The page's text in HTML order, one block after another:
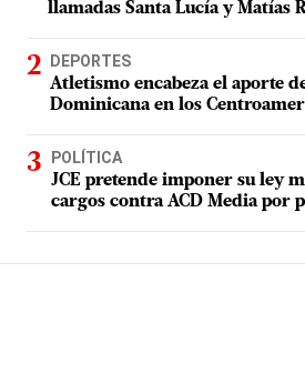
llamadas Santa Lucía y Matías
DEPORTES
Atletismo encabeza el aporte
Dominicana en los
POLÍTICA
JCE pretende imponer su ley
cargos contra ACD Media por